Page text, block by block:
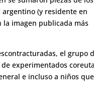
(y residente en
la imagen publicada más
el grupo
experimentados
e incluso a niños